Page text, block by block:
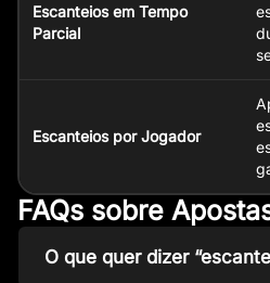
Escanteios em Tempo
Parcial
Escanteios por Jogador
FAQs sobre
O que quer dizer